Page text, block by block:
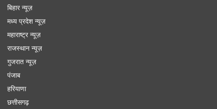
बिहार न्यूज़
मध्य प्रदेश न्यूज़
महाराष्ट्र न्यूज़
राजस्थान न्यूज़
गुजरात न्यूज़
पंजाब
हरियाणा
छत्तीसगढ़